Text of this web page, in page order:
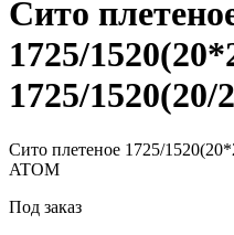
Сито
1725/
1725/
Сито плетеное 1725/
ATOM
Под заказ